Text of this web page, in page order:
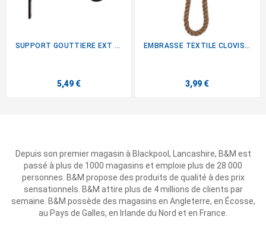
SUPPORT GOUTTIERE EXT D20...
5,49 €
EMBRASSE TEXTILE CLOVIS - JUTE
3,99 €
Depuis son premier magasin à Blackpool, Lancashire, B&M est
passé à plus de 1000 magasins et emploie plus de 28 000
personnes. B&M propose des produits de qualité à des prix
sensationnels. B&M attire plus de 4 millions de clients par
semaine. B&M possède des magasins en Angleterre, en Écosse,
au Pays de Galles, en Irlande du Nord et en France.